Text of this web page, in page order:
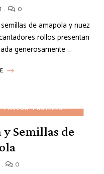
0
de amapola y nuez
rollos presentan
generosamente …
PASCUA PASTELES POSTRES
y Semillas de
0